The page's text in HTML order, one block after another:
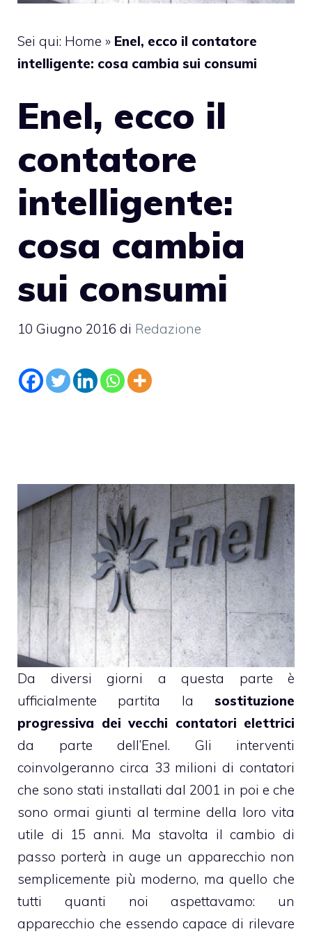
Sei qui: Home » Enel, ecco il contatore
intelligente: cosa cambia sui consumi
Enel, ecco il
contatore
intelligente:
cosa cambia
sui consumi
10 Giugno 2016 di Redazione
Da diversi giorni a questa parte è
ufficialmente partita la sostituzione
progressiva dei vecchi contatori elettrici
da parte dell’Enel. Gli interventi
coinvolgeranno circa 33 milioni di contatori
che sono stati installati dal 2001 in poi e che
sono ormai giunti al termine della loro vita
utile di 15 anni. Ma stavolta il cambio di
passo porterà in auge un apparecchio non
semplicemente più moderno, ma quello che
tutti quanti noi aspettavamo: un
apparecchio che essendo capace di rilevare